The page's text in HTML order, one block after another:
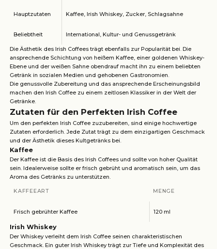
Hauptzutaten Kaffee, Irish Whiskey, Zucker, Schlagsahne
Beliebtheit International, Kultur- und Genussgetränk
Die Ästhetik des Irish Coffees trägt ebenfalls zur Popularität bei. Die
ansprechende Schichtung von heißem Kaffee, einer goldenen Whiskey-
Ebene und der weißen Sahne obendrauf macht ihn zu einem beliebten
Getränk in sozialen Medien und gehobenen Gastronomien.
Die genussvolle Zubereitung und das ansprechende Erscheinungsbild
machen den Irish Coffee zu einem zeitlosen Klassiker in der Welt der
Getränke.
Zutaten für den Perfekten Irish Coffee
Um den perfekten Irish Coffee zuzubereiten, sind einige hochwertige
Zutaten erforderlich. Jede Zutat trägt zu dem einzigartigen Geschmack
und der Ästhetik dieses Kultgetränks bei.
Kaffee
Der Kaffee ist die Basis des Irish Coffees und sollte von hoher Qualität
sein. Idealerweise sollte er frisch gebrüht und aromatisch sein, um das
Aroma des Getränks zu unterstützen.
KAFFEEART MENGE
Frisch gebrühter Kaffee 120 ml
Irish Whiskey
Der Whiskey verleiht dem Irish Coffee seinen charakteristischen
Geschmack. Ein guter Irish Whiskey trägt zur Tiefe und Komplexität des